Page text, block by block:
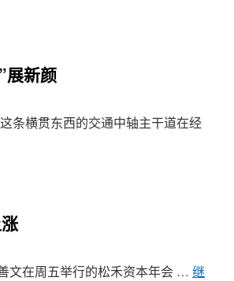
展新颜
条横贯东西的交通中轴主干道在经
文在周五举行的松禾资本年会 … 继